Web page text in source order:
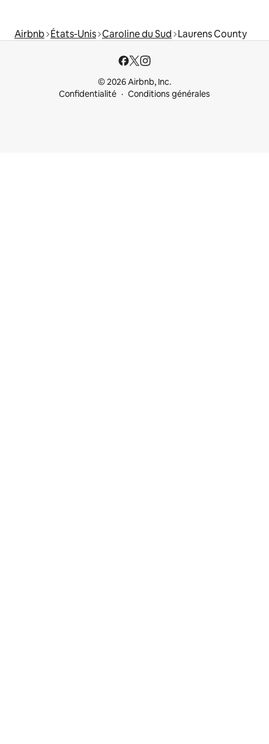
Airbnb États-Unis Caroline du Sud Laurens County
© 2026 Airbnb, Inc.
Confidentialité
Conditions générales